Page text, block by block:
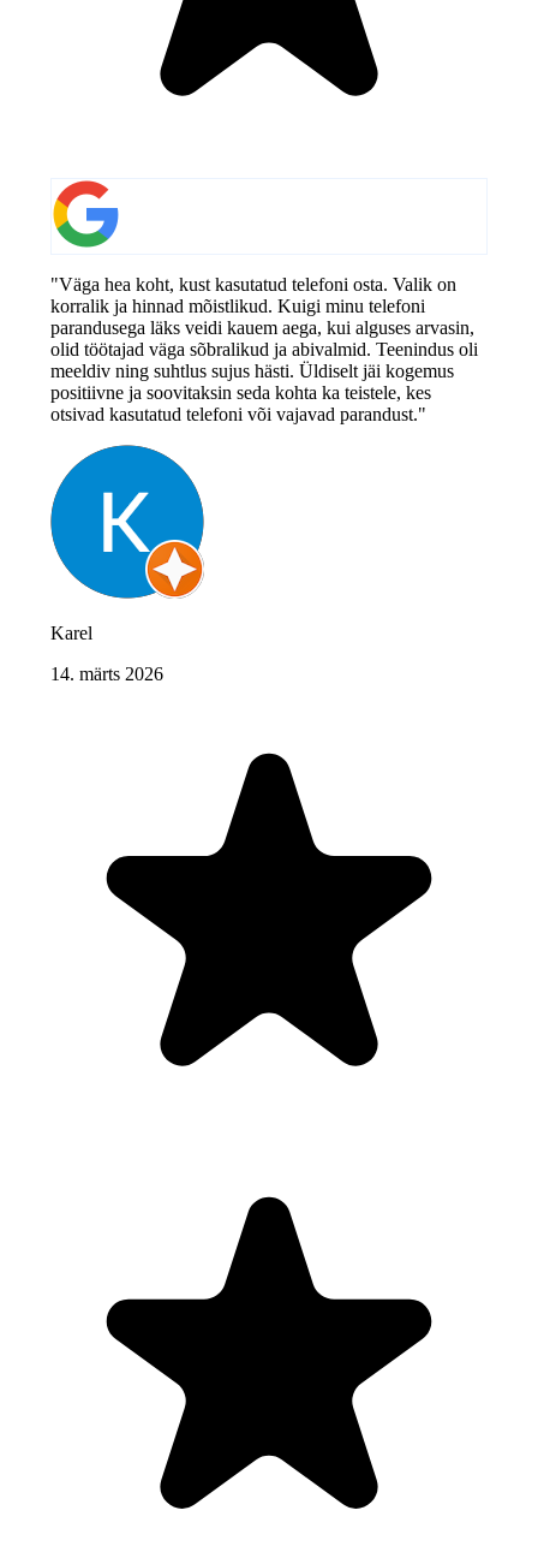
"Väga hea koht, kust kasutatud telefoni osta. Valik on
korralik ja hinnad mõistlikud. Kuigi minu telefoni
parandusega läks veidi kauem aega, kui alguses arvasin,
olid töötajad väga sõbralikud ja abivalmid. Teenindus oli
meeldiv ning suhtlus sujus hästi. Üldiselt jäi kogemus
positiivne ja soovitaksin seda kohta ka teistele, kes
otsivad kasutatud telefoni või vajavad parandust."
Karel
14. märts 2026